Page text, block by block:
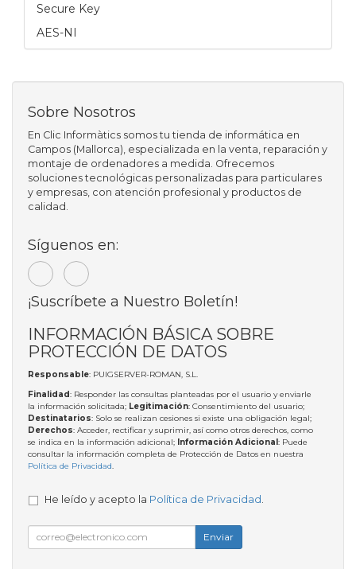
Secure Key
AES-NI
Sobre Nosotros
En Clic Informàtics somos tu tienda de informática en
Campos (Mallorca), especializada en la venta, reparación y
montaje de ordenadores a medida. Ofrecemos
soluciones tecnológicas personalizadas para particulares
y empresas, con atención profesional y productos de
calidad.
Síguenos en:
¡Suscríbete a Nuestro Boletín!
INFORMACIÓN BÁSICA SOBRE
PROTECCIÓN DE DATOS
Responsable: PUIGSERVER-ROMAN, S.L.
Finalidad: Responder las consultas planteadas por el usuario y enviarle
la información solicitada; Legitimación: Consentimiento del usuario;
Destinatarios: Solo se realizan cesiones si existe una obligación legal;
Derechos: Acceder, rectificar y suprimir, así como otros derechos, como
se indica en la información adicional; Información Adicional: Puede
consultar la información completa de Protección de Datos en nuestra
Política de Privacidad.
He leído y acepto la Política de Privacidad
Enviar